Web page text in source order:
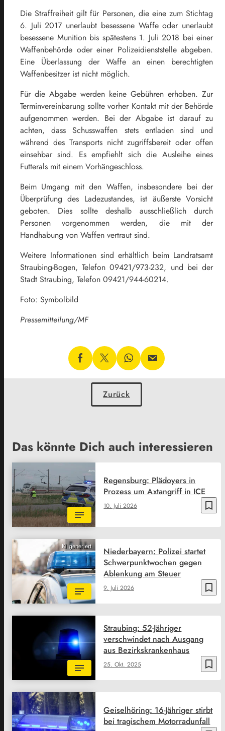
Die Straffreiheit gilt für Personen, die eine zum Stichtag
6. Juli 2017 unerlaubt besessene Waffe oder unerlaubt
besessene Munition bis spätestens 1. Juli 2018 bei einer
Waffenbehörde oder einer Polizeidienststelle abgeben.
Eine Überlassung der Waffe an einen berechtigten
Waffenbesitzer ist nicht möglich.
Für die Abgabe werden keine Gebühren erhoben. Zur
Terminvereinbarung sollte vorher Kontakt mit der Behörde
aufgenommen werden. Bei der Abgabe ist darauf zu
achten, dass Schusswaffen stets entladen sind und
während des Transports nicht zugriffsbereit oder offen
einsehbar sind. Es empfiehlt sich die Ausleihe eines
Futterals mit einem Vorhängeschloss.
Beim Umgang mit den Waffen, insbesondere bei der
Überprüfung des Ladezustandes, ist äußerste Vorsicht
geboten. Dies sollte deshalb ausschließlich durch
Personen vorgenommen werden, die mit der
Handhabung von Waffen vertraut sind.
Weitere Informationen sind erhältlich beim Landratsamt
Straubing-Bogen, Telefon 09421/973-232, und bei der
Stadt Straubing, Telefon 09421/944-60214.
Foto: Symbolbild
Pressemitteilung/MF
Zurück
Das könnte Dich auch interessieren
bookmark_border
10. Juli 2026
Regensburg: Plädoyers in
Prozess um Axtangriff in ICE
KI generiert
bookmark_border
9. Juli 2026
Niederbayern: Polizei startet
Schwerpunktwochen gegen
Ablenkung am Steuer
bookmark_border
25. Okt. 2025
Straubing: 52-Jähriger
verschwindet nach Ausgang
aus Bezirkskrankenhaus
Geiselhöring: 16-Jähriger stirbt
bei tragischem Motorradunfall